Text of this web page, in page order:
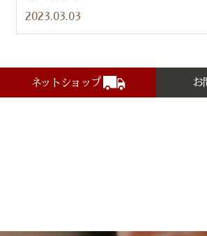
2023.03.03
ネットショップ お